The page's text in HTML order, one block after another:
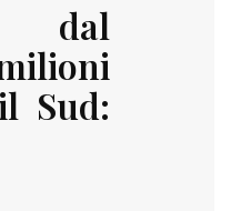
dal
Sud: